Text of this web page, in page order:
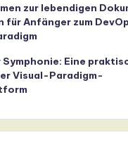
zur lebendigen
für Anfänger zum
Symphonie: Eine
Visual-Paradigm-